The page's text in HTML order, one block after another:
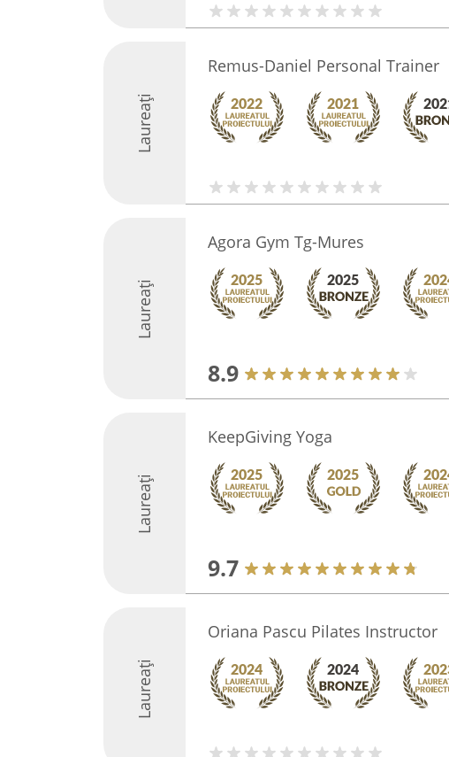
Laureați
Remus-Daniel Personal Trainer
Laureați
Agora Gym Tg-Mures
8.9
Laureați
KeepGiving Yoga
9.7
Laureați
Oriana Pascu Pilates Instructor